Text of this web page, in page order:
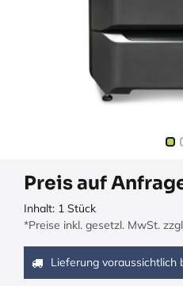
Preis auf
Inhalt: 1 Stück
*Preise inkl. gesetzl. MwSt.
Lieferung voraussichtlich